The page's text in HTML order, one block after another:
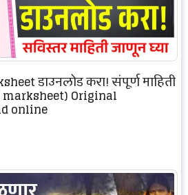
डाउनलोड करा! संपूर्ण माहिती
Original
online